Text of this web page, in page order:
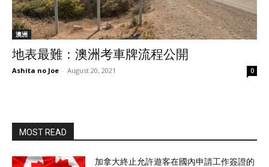
澳洲
地表最難：澳洲考車牌流程公開
Ashita no Joe - August 20, 2021 0
MOST READ
加拿大終止允許遊客在國內申請工作簽證的